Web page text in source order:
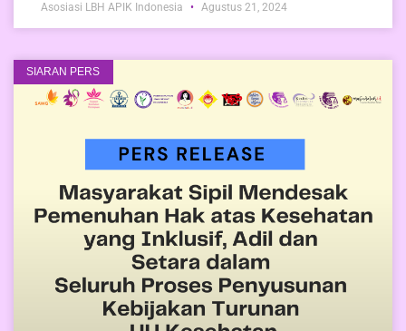
Asosiasi LBH APIK Indonesia Agustus 21, 2024
SIARAN PERS